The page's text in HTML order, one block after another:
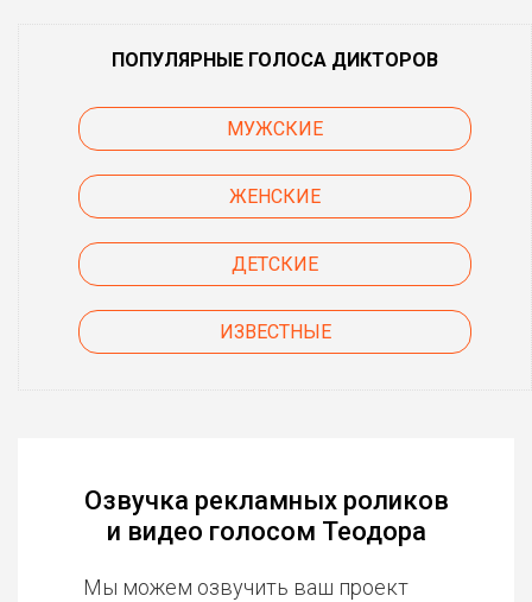
ПОПУЛЯРНЫЕ ГОЛОСА ДИКТОРОВ
МУЖСКИЕ
ЖЕНСКИЕ
ДЕТСКИЕ
ИЗВЕСТНЫЕ
Озвучка рекламных роликов
и видео голосом Теодора
Мы можем озвучить ваш проект